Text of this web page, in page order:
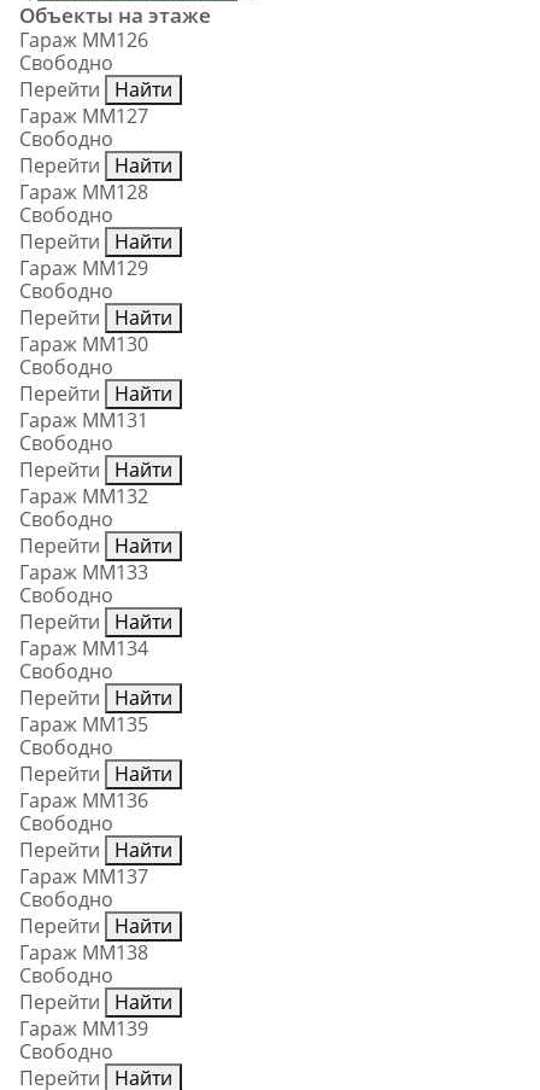
Объекты на этаже
Гараж ММ126
Свободно
Перейти
Найти
Гараж ММ127
Свободно
Перейти
Найти
Гараж ММ128
Свободно
Перейти
Найти
Гараж ММ129
Свободно
Перейти
Найти
Гараж ММ130
Свободно
Перейти
Найти
Гараж ММ131
Свободно
Перейти
Найти
Гараж ММ132
Свободно
Перейти
Найти
Гараж ММ133
Свободно
Перейти
Найти
Гараж ММ134
Свободно
Перейти
Найти
Гараж ММ135
Свободно
Перейти
Найти
Гараж ММ136
Свободно
Перейти
Найти
Гараж ММ137
Свободно
Перейти
Найти
Гараж ММ138
Свободно
Перейти
Найти
Гараж ММ139
Свободно
Перейти
Найти